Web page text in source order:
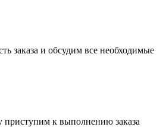
заказа и обсудим все необходимые
приступим к выполнению заказа